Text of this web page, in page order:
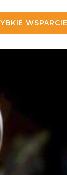
przekazując na
wspierając
WSPARCIE